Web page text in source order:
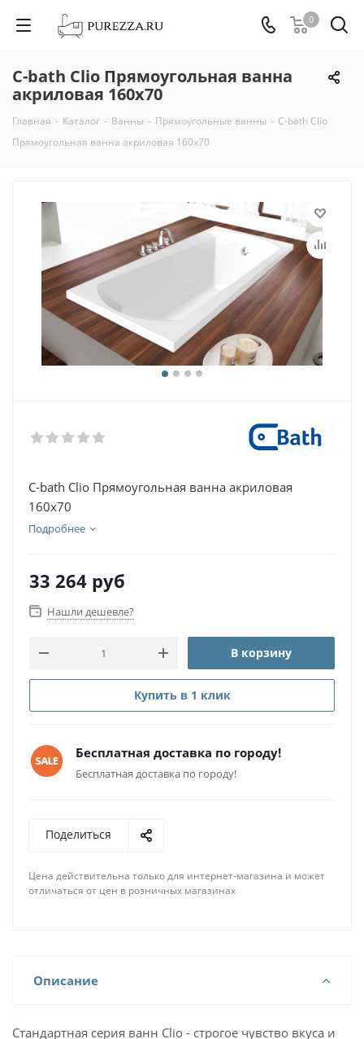
0
С-bath Clio Прямоугольная ванна
акриловая 160x70
Главная - Каталог - Ванны - Прямоугольные ванны - С-bath Clio
Прямоугольная ванна акриловая 160x70
С-bath Clio Прямоугольная ванна акриловая
160x70
Подробнее
33 264 руб
Нашли дешевле?
В корзину
Купить в 1 клик
Бесплатная доставка по городу!
Бесплатная доставка по городу!
Поделиться
Цена действительна только для интернет-магазина и может
отличаться от цен в розничных магазинах
Описание
Стандартная серия ванн Clio - строгое чувство вкуса и